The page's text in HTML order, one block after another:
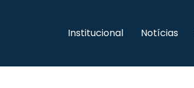
Institucional Notícias